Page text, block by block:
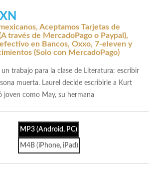
Aceptamos Tarjetas de
través de MercadoPago o Paypal),
en Bancos, Oxxo, 7-eleven y
(Solo con MercadoPago)
un trabajo para la clase de Literatura: escribir
muerta. Laurel decide escribirle a Kurt
joven como May, su hermana
MP3 (Android, PC)
M4B (iPhone, iPad)